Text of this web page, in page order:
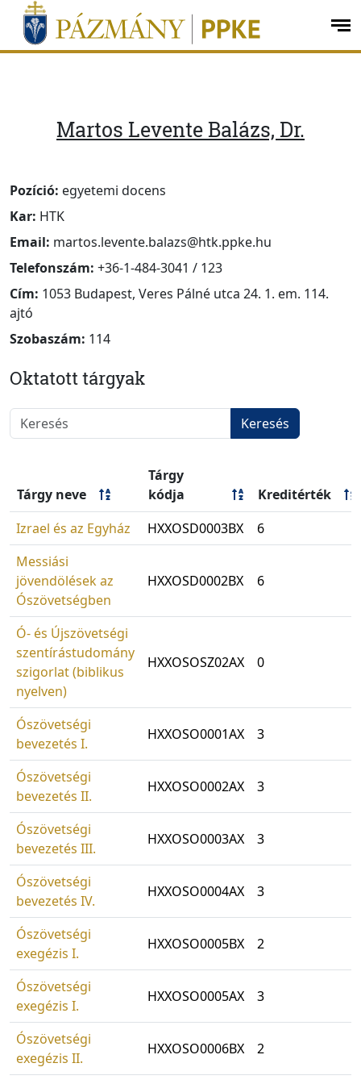
Ugrás a menüre
Ugrás a tartalomra
Martos Levente Balázs, Dr.
Pozíció: egyetemi docens
Kar: HTK
Email: martos.levente.balazs@htk.ppke.hu
Telefonszám: +36-1-484-3041 / 123
Cím: 1053 Budapest, Veres Pálné utca 24. 1. em. 114.
ajtó
Szobaszám: 114
Oktatott tárgyak
Keresés
Tárgy neve
Tárgy
kódja
Kreditérték
Izrael és az Egyház
HXXOSD0003BX
6
Messiási
jövendölések az
Ószövetségben
HXXOSD0002BX 6
Ó- és Újszövetségi
szentírástudomány
szigorlat (biblikus
nyelven)
HXXOSOSZ02AX 0
Ószövetségi
bevezetés I.
HXXOSO0001AX 3
Ószövetségi
bevezetés II.
HXXOSO0002AX 3
Ószövetségi
bevezetés III.
HXXOSO0003AX 3
Ószövetségi
bevezetés IV.
HXXOSO0004AX 3
Ószövetségi
exegézis I.
HXXOSO0005BX 2
Ószövetségi
exegézis I.
HXXOSO0005AX 3
Ószövetségi
exegézis II.
HXXOSO0006BX 2